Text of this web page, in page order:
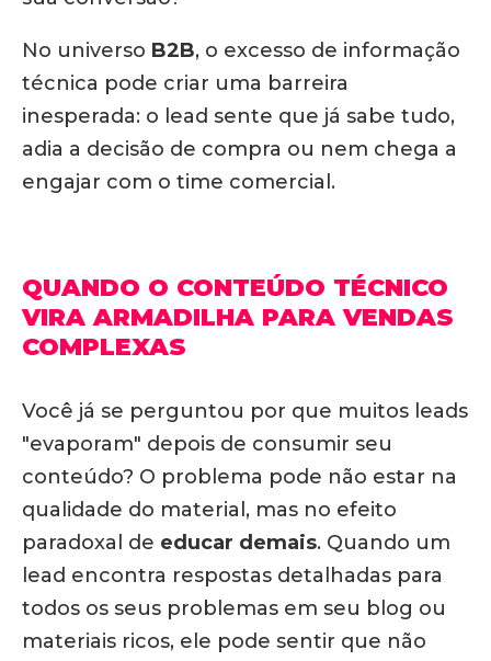
No universo B2B, o excesso de informação
técnica pode criar uma barreira
inesperada: o lead sente que já sabe tudo,
adia a decisão de compra ou nem chega a
engajar com o time comercial.
QUANDO O CONTEÚDO TÉCNICO
VIRA ARMADILHA PARA VENDAS
COMPLEXAS
Você já se perguntou por que muitos leads
"evaporam" depois de consumir seu
conteúdo? O problema pode não estar na
qualidade do material, mas no efeito
paradoxal de educar demais. Quando um
lead encontra respostas detalhadas para
todos os seus problemas em seu blog ou
materiais ricos, ele pode sentir que não